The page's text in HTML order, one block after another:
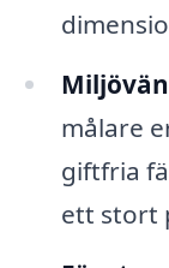
målare
giftfria
ett stort